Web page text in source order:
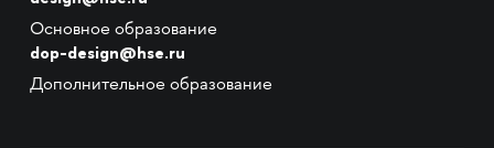
Основное образование
dop-design@hse.ru
Дополнительное образование